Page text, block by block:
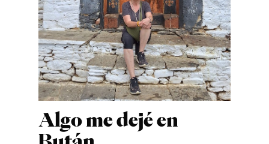
Algo me dejé en